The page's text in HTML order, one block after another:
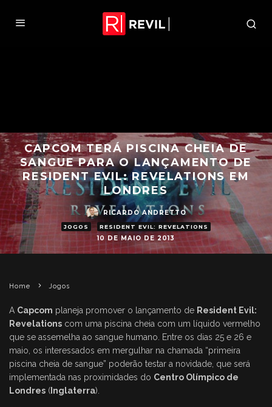
CAPCOM TERÁ PISCINA CHEIA DE
SANGUE PARA O LANÇAMENTO DE
RESIDENT EVIL: REVELATIONS EM
LONDRES
RICARDO ANDRETTO
JOGOS RESIDENT EVIL: REVELATIONS
10 DE MAIO DE 2013
Home Jogos
A Capcom planeja promover o lançamento de Resident Evil:
Revelations com uma piscina cheia com um líquido vermelho
que se assemelha ao sangue humano. Entre os dias 25 e 26 e
maio, os interessados em mergulhar na chamada “primeira
piscina cheia de sangue” poderão testar a novidade, que será
implementada nas proximidades do Centro Olímpico de
Londres ( Inglaterra).